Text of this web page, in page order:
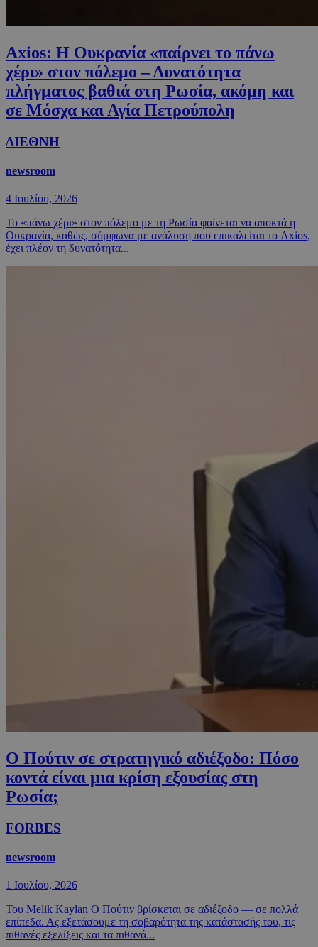
Axios: Η Ουκρανία «παίρνει το πάνω
χέρι» στον πόλεμο – Δυνατότητα
πλήγματος βαθιά στη Ρωσία, ακόμη και
σε Μόσχα και Αγία Πετρούπολη
ΔΙΕΘΝΗ
newsroom
4 Ιουλίου, 2026
Το «πάνω χέρι» στον πόλεμο με τη Ρωσία φαίνεται να αποκτά η
Ουκρανία, καθώς, σύμφωνα με ανάλυση που επικαλείται το Axios,
έχει πλέον τη δυνατότητα...
Ο Πούτιν σε στρατηγικό αδιέξοδο: Πόσο
κοντά είναι μια κρίση εξουσίας στη
Ρωσία;
FORBES
newsroom
1 Ιουλίου, 2026
Του Melik Kaylan Ο Πούτιν βρίσκεται σε αδιέξοδο — σε πολλά
επίπεδα. Ας εξετάσουμε τη σοβαρότητα της κατάστασής του, τις
πιθανές εξελίξεις και τα πιθανά...